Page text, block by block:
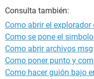
Consulta también:
Como abrir el
Como se pone el
Como abrir archivos msg
Como poner punto y
Como hacer guión bajo